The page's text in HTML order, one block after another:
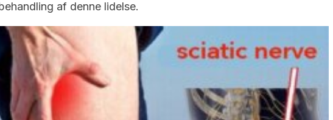
af denne lidelse.